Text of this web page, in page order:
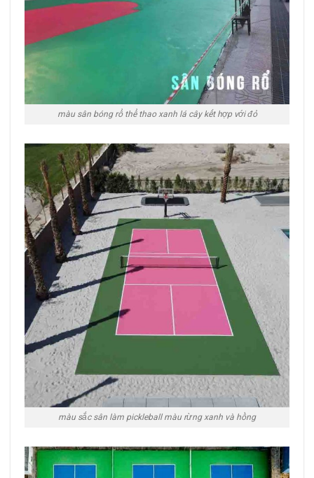
màu sân bóng rổ thể thao xanh lá cây kết hợp với đỏ
màu sắc sân làm pickleball màu rừng xanh và hồng